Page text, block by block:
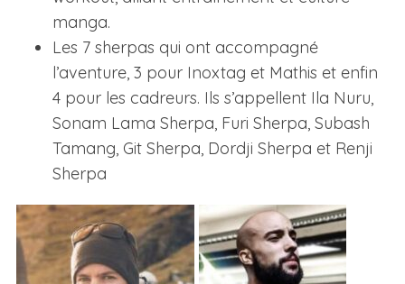
manga.
Les 7 sherpas qui ont accompagné
l’aventure, 3 pour Inoxtag et Mathis et enfin
4 pour les cadreurs. Ils s’appellent Ila Nuru,
Sonam Lama Sherpa, Furi Sherpa, Subash
Tamang, Git Sherpa, Dordji Sherpa et Renji
Sherpa